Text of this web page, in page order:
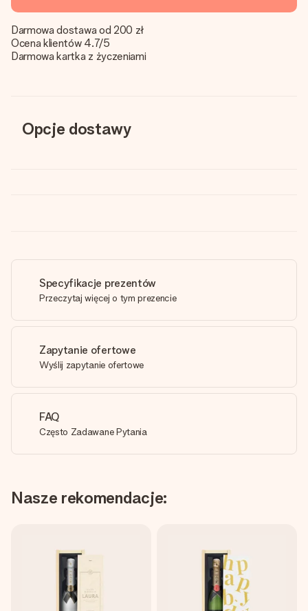
Darmowa dostawa od 200 zł
Ocena klientów 4.7/5
Darmowa kartka z życzeniami
Opcje dostawy
Specyfikacje prezentów
Przeczytaj więcej o tym prezencie
Zapytanie ofertowe
Wyślij zapytanie ofertowe
FAQ
Często Zadawane Pytania
Nasze rekomendacje: